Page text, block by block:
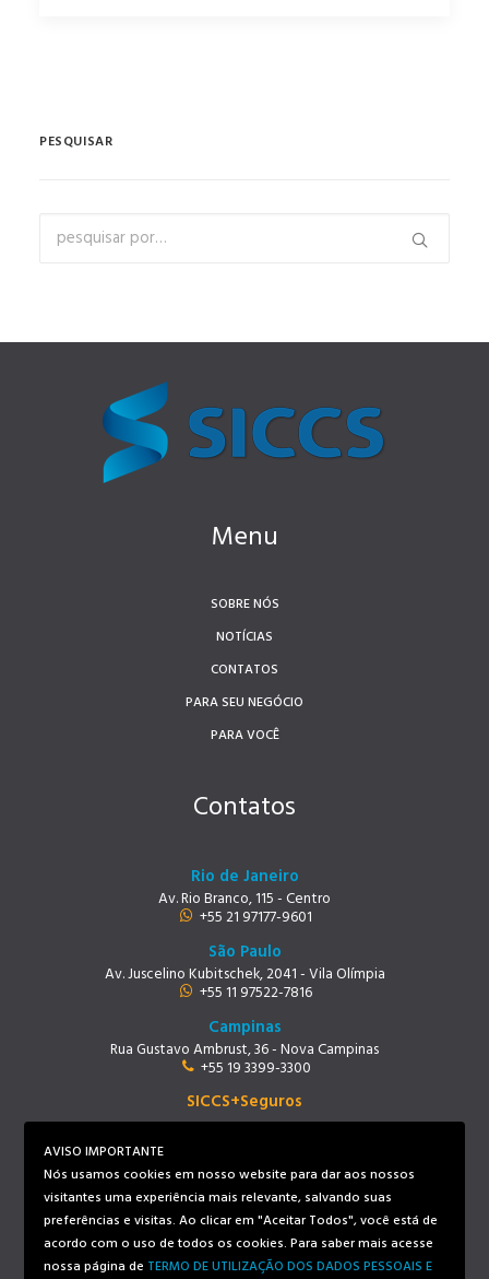
PESQUISAR
Menu
SOBRE NÓS
NOTÍCIAS
CONTATOS
PARA SEU NEGÓCIO
PARA VOCÊ
Contatos
Rio de Janeiro
Av. Rio Branco, 115 - Centro
+55 21 97177-9601
São Paulo
Av. Juscelino Kubitschek, 2041 - Vila Olímpia
+55 11 97522-7816
Campinas
Rua Gustavo Ambrust, 36 - Nova Campinas
+55 19 3399-3300
SICCS+Seguros
Rio de Janeiro
Av. Rio Branco, 115 - Centro
+55 21 97219-9678
Siga-nos
AVISO IMPORTANTE
Nós usamos cookies em nosso website para dar aos nossos
visitantes uma experiência mais relevante, salvando suas
preferências e visitas. Ao clicar em "Aceitar Todos", você está de
acordo com o uso de todos os cookies. Para saber mais acesse
nossa página de TERMO DE UTILIZAÇÃO DOS DADOS PESSOAIS E